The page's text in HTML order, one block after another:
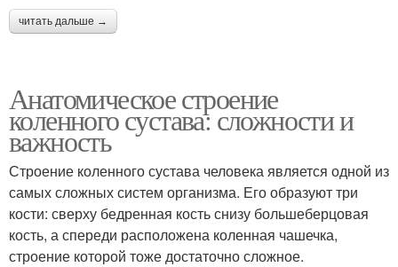
читать дальше →
Анатомическое строение
коленного сустава: сложности и
важность
Строение коленного сустава человека является одной из
самых сложных систем организма. Его образуют три
кости: сверху бедренная кость снизу большеберцовая
кость, а спереди расположена коленная чашечка,
строение которой тоже достаточно сложное.